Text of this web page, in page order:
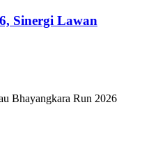
Sinergi Lawan
Bhayangkara Run 2026